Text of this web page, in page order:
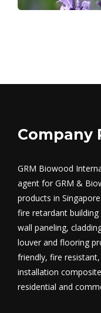
Company
GRM Biowood
agent for GRM &
products in
fire retardant
wall paneling,
louver and flooring
friendly, fire
installation
residential and